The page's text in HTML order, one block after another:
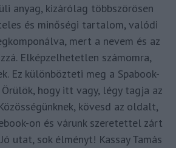
anyag, kizárólag többszörösen
és minőségi tartalom, valódi
mert a nevem és az
Elképzelhetetlen számomra,
Ez különbözteti meg a Spabook-
hogy itt vagy, légy tagja az
kövesd az oldalt,
on és várunk szeretettel zárt
utat, sok élményt! Kassay Tamás